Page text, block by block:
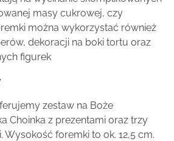
masy cukrowej, czy
można wykorzystać również
dekoracji na boki tortu oraz
figurek
zestaw na Boże
Choinka z prezentami oraz trzy
Wysokość foremki to ok. 12,5 cm.